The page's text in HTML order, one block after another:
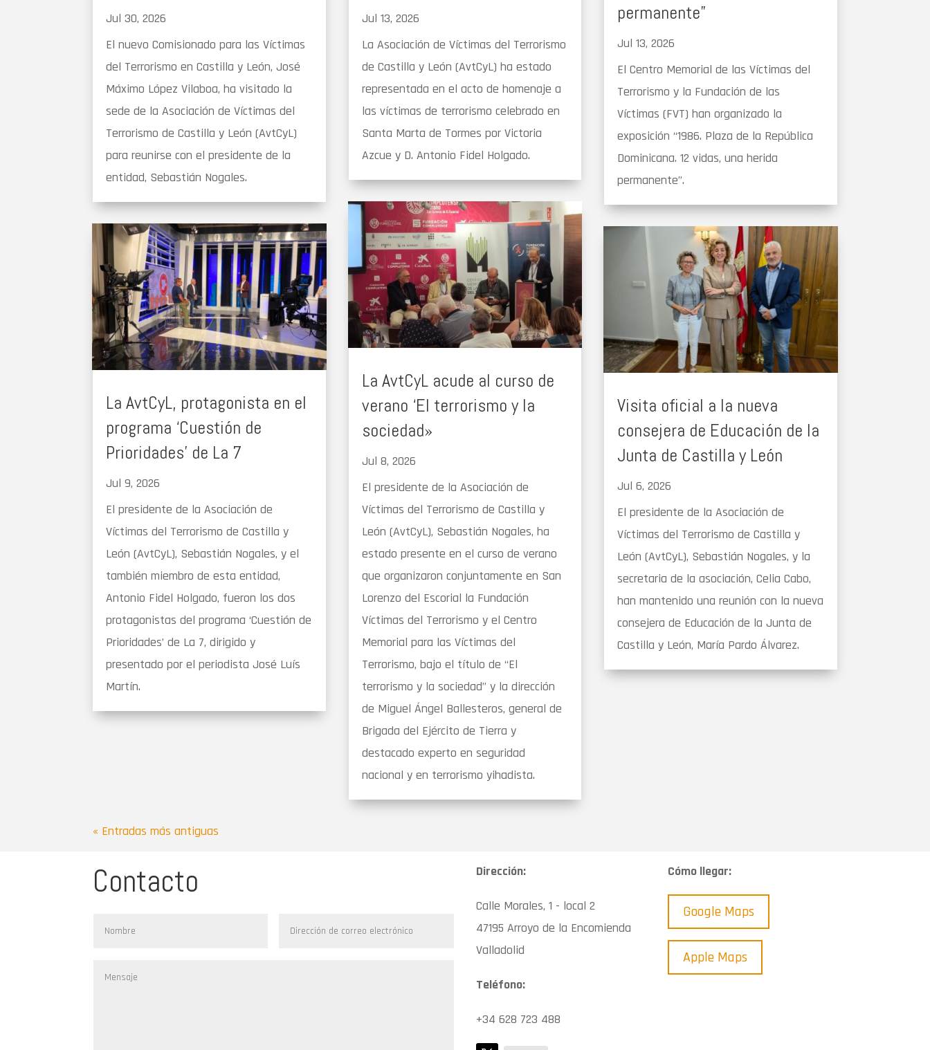
Jul 30, 2026
El nuevo Comisionado para las Víctimas
del Terrorismo en Castilla y León, José
Máximo López Vilaboa, ha visitado la
sede de la Asociación de Víctimas del
Terrorismo de Castilla y León (AvtCyL)
para reunirse con el presidente de la
entidad, Sebastián Nogales.
La AvtCyL, protagonista en el
programa ‘Cuestión de
Prioridades’ de La 7
Jul 9, 2026
El presidente de la Asociación de
Víctimas del Terrorismo de Castilla y
León (AvtCyL), Sebastián Nogales, y el
también miembro de esta entidad,
Antonio Fidel Holgado, fueron los dos
protagonistas del programa ‘Cuestión de
Prioridades’ de La 7, dirigido y
presentado por el periodista José Luís
Martín.
Jul 13, 2026
La Asociación de Víctimas del Terrorismo
de Castilla y León (AvtCyL) ha estado
representada en el acto de homenaje a
las víctimas de terrorismo celebrado en
Santa Marta de Tormes por Victoria
Azcue y D. Antonio Fidel Holgado.
La AvtCyL acude al curso de
verano ‘El terrorismo y la
sociedad»
Jul 8, 2026
El presidente de la Asociación de
Víctimas del Terrorismo de Castilla y
León (AvtCyL), Sebastián Nogales, ha
estado presente en el curso de verano
que organizaron conjuntamente en San
Lorenzo del Escorial la Fundación
Víctimas del Terrorismo y el Centro
Memorial para las Víctimas del
Terrorismo, bajo el título de “El
terrorismo y la sociedad” y la dirección
de Miguel Ángel Ballesteros, general de
Brigada del Ejército de Tierra y
destacado experto en seguridad
nacional y en terrorismo yihadista.
permanente”
Jul 13, 2026
El Centro Memorial de las Víctimas del
Terrorismo y la Fundación de las
Víctimas (FVT) han organizado la
exposición “1986. Plaza de la República
Dominicana. 12 vidas, una herida
permanente”.
Visita oficial a la nueva
consejera de Educación de la
Junta de Castilla y León
Jul 6, 2026
El presidente de la Asociación de
Víctimas del Terrorismo de Castilla y
León (AvtCyL), Sebastián Nogales, y la
secretaria de la asociación, Celia Cabo,
han mantenido una reunión con la nueva
consejera de Educación de la Junta de
Castilla y León, María Pardo Álvarez.
« Entradas más antiguas
Contacto Dirección:
Calle Morales, 1 - local 2
47195 Arroyo de la Encomienda
Valladolid
Teléfono:
+34 628 723 488
Cómo llegar:
Google Maps
Apple Maps